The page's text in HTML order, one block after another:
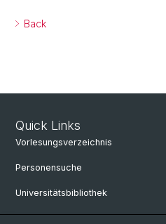
Back
Quick Links
Vorlesungsverzeichnis
Personensuche
Universitätsbibliothek
Bibliothek Maiengasse